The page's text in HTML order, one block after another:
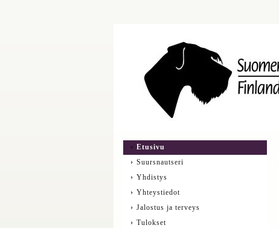
Etusivu
Suursnautseri
Yhdistys
Yhteystiedot
Jalostus ja terveys
Tulokset